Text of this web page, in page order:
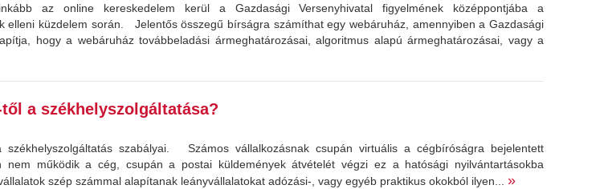
az online kereskedelem kerül a Gazdasági Versenyhivatal figyelmének középpontjába a
elleni küzdelem során. Jelentős összegű bírságra számíthat egy webáruház, amennyiben a Gazdasági
hogy a webáruház továbbeladási ármeghatározásai, algoritmus alapú ármeghatározásai, vagy a
a székhelyszolgáltatása?
szabályai. Számos vállalkozásnak csupán virtuális a cégbíróságra bejelentett
nem működik a cég, csupán a postai küldemények átvételét végzi ez a hatósági nyilvántartásokba
szép számmal alapítanak leányvállalatokat adózási-, vagy egyéb praktikus okokból ilyen... »